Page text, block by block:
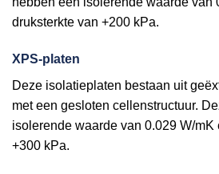
druksterkte van +200 kPa.
XPS-platen
Deze isolatieplaten bestaan uit
met een gesloten cellenstructuur.
isolerende waarde van 0.029 W/mK
+300 kPa.